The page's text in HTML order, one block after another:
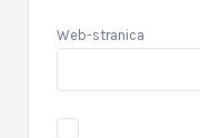
Web-stranica